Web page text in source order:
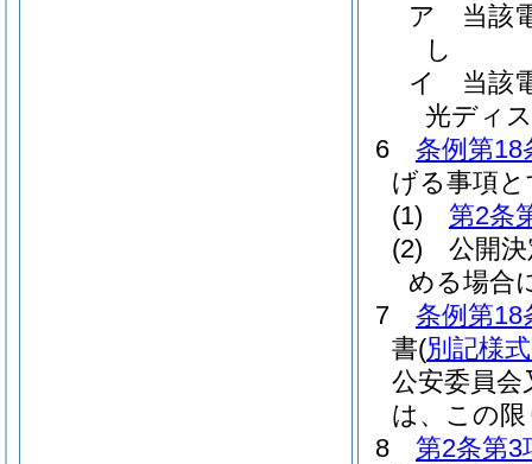
ア
当該
し
イ
当該
光ディ
6
条例第18
げる事項
(1)
第2条
(2)
公開
める場合
7
条例第18
書(別記様
公安委員
は、この
8
第2条第3